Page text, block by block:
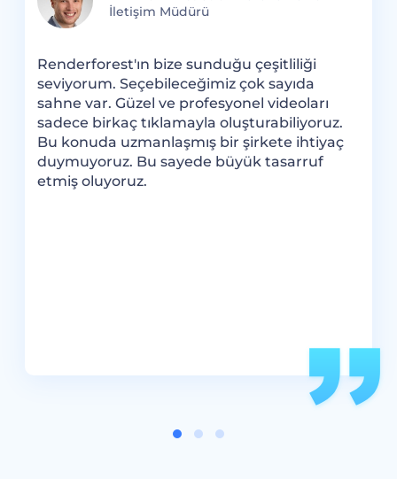
İletişim Müdürü
Renderforest'ın bize sunduğu çeşitliliği
seviyorum. Seçebileceğimiz çok sayıda
sahne var. Güzel ve profesyonel videoları
sadece birkaç tıklamayla oluşturabiliyoruz.
Bu konuda uzmanlaşmış bir şirkete ihtiyaç
duymuyoruz. Bu sayede büyük tasarruf
etmiş oluyoruz.